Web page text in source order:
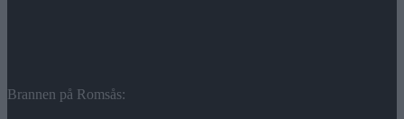
Brannen på Romsås: